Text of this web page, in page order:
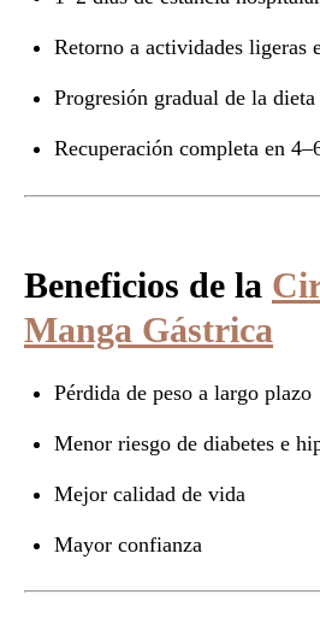
Retorno a actividades ligeras
Progresión gradual de la dieta
Recuperación completa en
Beneficios de la
Manga Gástrica
Pérdida de peso a largo plazo
Menor riesgo de diabetes e
Mejor calidad de vida
Mayor confianza